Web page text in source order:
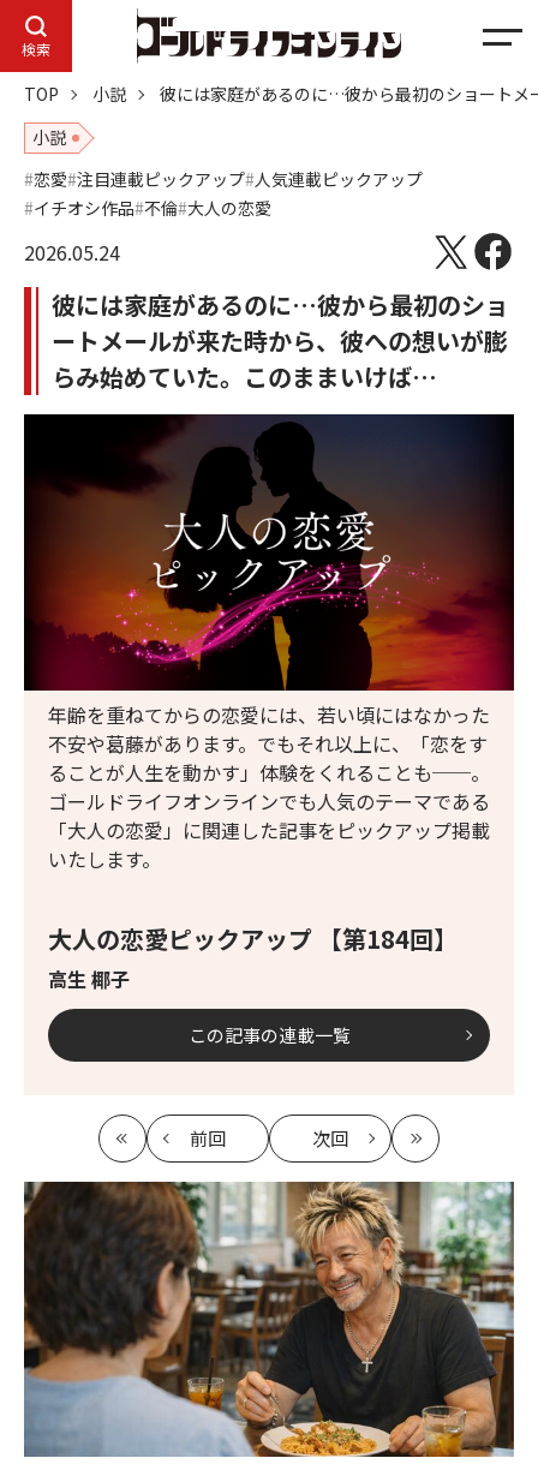
検索
メ
ュ
TOP 小説
彼には家庭があるのに…彼から最初のショート
小説
恋愛 注目連載ピックアップ 人気連載ピックアップ
イチオシ作品 不倫 大人の恋愛
2026.05.24
彼には家庭があるのに…彼から最初のショ
ートメールが来た時から、彼への想いが膨
らみ始めていた。このままいけば…
大人の恋愛ピックアップ 【第184回】
高生 椰子
年齢を重ねてからの恋愛には、若い頃にはなかった
不安や葛藤があります。でもそれ以上に、「恋をす
ることが人生を動かす」体験をくれることも──。
ゴールドライフオンラインでも人気のテーマである
「大人の恋愛」に関連した記事をピックアップ掲載
いたします。
この記事の連載一覧
最
初
前回
記
事
へ
次回
記
事
へ
最
新